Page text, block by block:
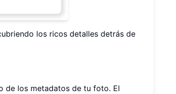
los ricos detalles detrás de
de los metadatos de tu foto. El